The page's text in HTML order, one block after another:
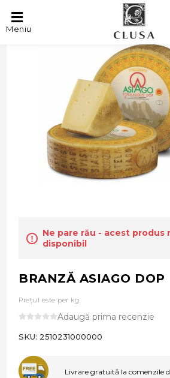
Meniu
Ne pare rău - acest produs
disponibil
BRANZĂ ASIAGO DOP
Prețul este per kg.
Adaugă prima recenzie
SKU: 2510231000000
Livrare gratuită la comenzile